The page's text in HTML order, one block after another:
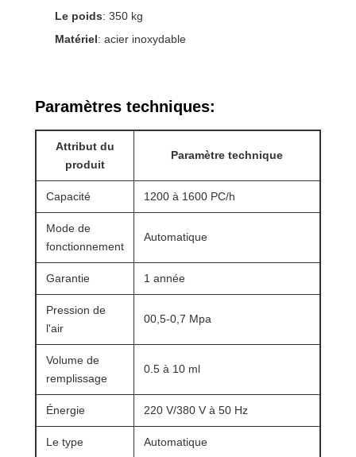
Le poids: 350 kg
Matériel: acier inoxydable
Paramètres techniques:
Attribut du
produit
Paramètre technique
Capacité 1200 à 1600 PC/h
Mode de
fonctionnement
Automatique
Garantie 1 année
Pression de
l'air
00,5-0,7 Mpa
Volume de
remplissage
0.5 à 10 ml
Énergie 220 V/380 V à 50 Hz
Le type Automatique